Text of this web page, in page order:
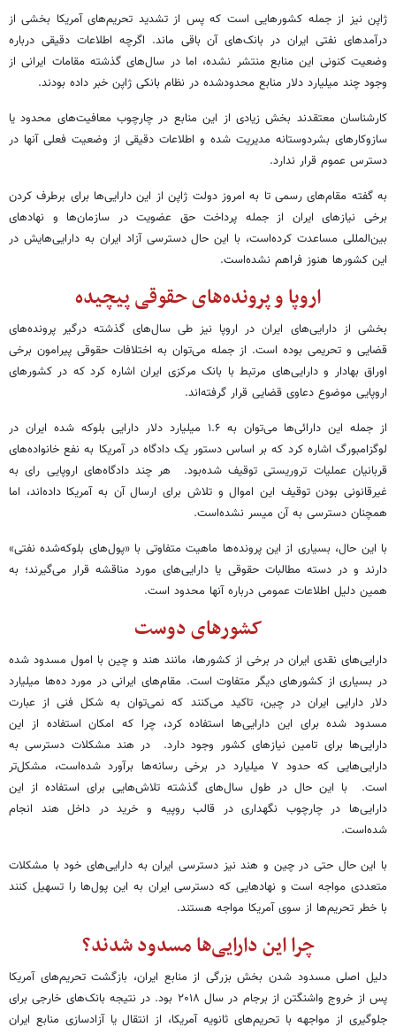
ژاپن نیز از جمله کشورهایی است که پس از تشدید تحریم‌های آمریکا بخشی از
درآمدهای نفتی ایران در بانک‌های آن باقی ماند. اگرچه اطلاعات دقیقی درباره
وضعیت کنونی این منابع منتشر نشده، اما در سال‌های گذشته مقامات ایرانی از
وجود چند میلیارد دلار منابع محدودشده در نظام بانکی ژاپن خبر داده بودند.
کارشناسان معتقدند بخش زیادی از این منابع در چارچوب معافیت‌های محدود یا
سازوکارهای بشردوستانه مدیریت شده و اطلاعات دقیقی از وضعیت فعلی آنها در
دسترس عموم قرار ندارد.
به گفته مقام‌های رسمی تا به امروز دولت ژاپن از این دارایی‌ها برای برطرف کردن
برخی نیازهای ایران از جمله پرداخت حق عضویت در سازمان‌ها و نهادهای
بین‌المللی مساعدت کرده‌است، با این حال دسترسی آزاد ایران به دارایی‌هایش در
این کشورها هنوز فراهم نشده‌است.
اروپا و پرونده‌های حقوقی پیچیده
بخشی از دارایی‌های ایران در اروپا نیز طی سال‌های گذشته درگیر پرونده‌های
قضایی و تحریمی بوده است. از جمله می‌توان به اختلافات حقوقی پیرامون برخی
اوراق بهادار و دارایی‌های مرتبط با بانک مرکزی ایران اشاره کرد که در کشورهای
اروپایی موضوع دعاوی قضایی قرار گرفته‌اند.
از جمله این دارائی‌ها می‌توان به ۱.۶ میلیارد دلار دارایی بلوکه شده ایران در
لوگزامبورگ اشاره کرد که بر اساس دستور یک دادگاه در آمریکا به نفع خانواده‌های
قربانیان عملیات تروریستی توقیف شده‌بود. هر چند دادگاه‌های اروپایی رای به
غیرقانونی بودن توقیف این اموال و تلاش برای ارسال آن به آمریکا داده‌اند، اما
همچنان دسترسی به آن میسر نشده‌است.
با این حال، بسیاری از این پرونده‌ها ماهیت متفاوتی با «پول‌های بلوکه‌شده نفتی»
دارند و در دسته مطالبات حقوقی یا دارایی‌های مورد مناقشه قرار می‌گیرند؛ به
همین دلیل اطلاعات عمومی درباره آنها محدود است.
کشورهای دوست
دارایی‌های نقدی ایران در برخی از کشورها، مانند هند و چین با امول مسدود شده
در بسیاری از کشورهای دیگر متفاوت است. مقام‌های ایرانی در مورد ده‌ها میلیارد
دلار دارایی ایران در چین، تاکید می‌کنند که نمی‌توان به شکل فنی از عبارت
مسدود شده برای این دارایی‌ها استفاده کرد، چرا که امکان استفاده از این
دارایی‌ها برای تامین نیازهای کشور وجود دارد. در هند مشکلات دسترسی به
دارایی‌هایی که حدود ۷ میلیارد در برخی رسانه‌ها برآورد شده‌است، مشکل‌تر
است. با این حال در طول سال‌های گذشته تلاش‌هایی برای استفاده از این
دارایی‌ها در چارچوب نگهداری در قالب روپیه و خرید در داخل هند انجام
شده‌است.
با این حال حتی در چین و هند نیز دسترسی ایران به دارایی‌های خود با مشکلات
متعددی مواجه است و نهادهایی که دسترسی ایران به این پول‌ها را تسهیل کنند
با خطر تحریم‌ها از سوی آمریکا مواجه هستند.
چرا این دارایی‌ها مسدود شدند؟
دلیل اصلی مسدود شدن بخش بزرگی از منابع ایران، بازگشت تحریم‌های آمریکا
پس از خروج واشنگتن از برجام در سال ۲۰۱۸ بود. در نتیجه بانک‌های خارجی برای
جلوگیری از مواجهه با تحریم‌های ثانویه آمریکا، از انتقال یا آزادسازی منابع ایران